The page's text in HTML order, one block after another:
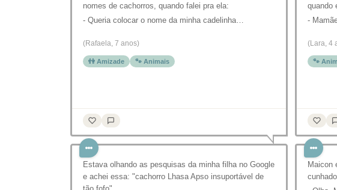
nomes de cachorros, quando falei pra ela:
- Queria colocar o nome da minha cadelinha…
(Rafaela, 7 anos)
👫 Amizade 🐾 Animais
quando
-
(Lara, 4
🐾
Estava olhando as pesquisas da minha filha no Google
e achei essa: "cachorro Lhasa Apso insuportável de
Maicon